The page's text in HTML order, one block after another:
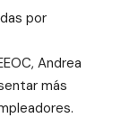
por
Andrea
más